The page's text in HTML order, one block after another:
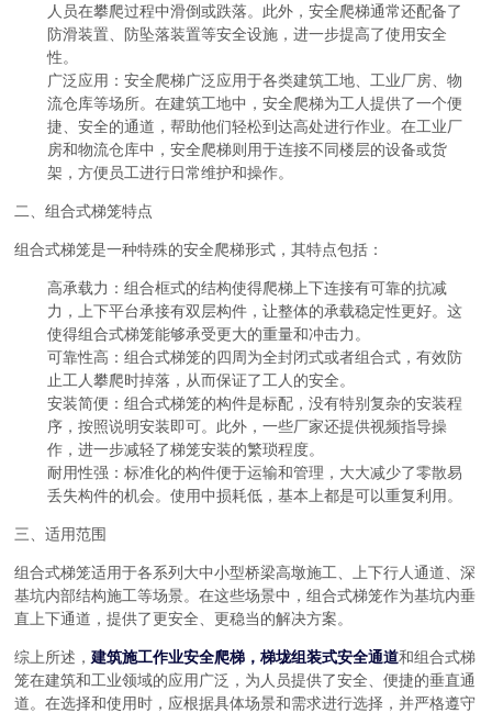
人员在攀爬过程中滑倒或跌落。此外，安全爬梯通常还配备了
防滑装置、防坠落装置等安全设施，进一步提高了使用安全
性。
广泛应用：安全爬梯广泛应用于各类建筑工地、工业厂房、物
流仓库等场所。在建筑工地中，安全爬梯为工人提供了一个便
捷、安全的通道，帮助他们轻松到达高处进行作业。在工业厂
房和物流仓库中，安全爬梯则用于连接不同楼层的设备或货
架，方便员工进行日常维护和操作。
二、组合式梯笼特点
组合式梯笼是一种特殊的安全爬梯形式，其特点包括：
高承载力：组合框式的结构使得爬梯上下连接有可靠的抗减
力，上下平台承接有双层构件，让整体的承载稳定性更好。这
使得组合式梯笼能够承受更大的重量和冲击力。
可靠性高：组合式梯笼的四周为全封闭式或者组合式，有效防
止工人攀爬时掉落，从而保证了工人的安全。
安装简便：组合式梯笼的构件是标配，没有特别复杂的安装程
序，按照说明安装即可。此外，一些厂家还提供视频指导操
作，进一步减轻了梯笼安装的繁琐程度。
耐用性强：标准化的构件便于运输和管理，大大减少了零散易
丢失构件的机会。使用中损耗低，基本上都是可以重复利用。
三、适用范围
组合式梯笼适用于各系列大中小型桥梁高墩施工、上下行人通道、深
基坑内部结构施工等场景。在这些场景中，组合式梯笼作为基坑内垂
直上下通道，提供了更安全、更稳当的解决方案。
综上所述，建筑施工作业安全爬梯，梯垅组装式安全通道和组合式梯
笼在建筑和工业领域的应用广泛，为人员提供了安全、便捷的垂直通
道。在选择和使用时，应根据具体场景和需求进行选择，并严格遵守